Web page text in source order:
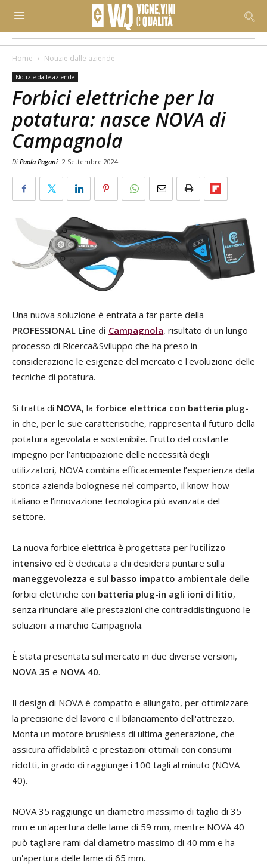
Home Notizie dalle aziende
Notizie dalle aziende
Forbici elettriche per la
potatura: nasce NOVA di
Campagnola
Di Paola Pagani 2 Settembre 2024
Una nuova soluzione è entrata a far parte della
PROFESSIONAL Line di Campagnola, risultato di un lungo
processo di Ricerca&Sviluppo che ha preso in
considerazione le esigenze del mercato e l'evoluzione delle
tecniche di potatura.
Si tratta di NOVA, la forbice elettrica con batteria plug-
in che, per le sue caratteristiche, rappresenta il futuro della
potatura agevolata e sostenibile. Frutto del costante
impegno per l’anticipazione delle necessità degli
utilizzatori, NOVA combina efficacemente l’esperienza della
storica azienda bolognese nel comparto, il know-how
italiano e l’innovazione tecnologica più avanzata del
settore.
La nuova forbice elettrica è progettata per l’utilizzo
intensivo ed è dedicata a chi desidera puntare sulla
maneggevolezza e sul basso impatto ambientale delle
forbici elettriche con batteria plug-in agli ioni di litio,
senza rinunciare alle prestazioni che contraddistinguono le
soluzioni a marchio Campagnola.
È stata presentata sul mercato in due diverse versioni,
NOVA 35 e NOVA 40.
Il design di NOVA è compatto e allungato, per ottimizzare
la precisione del lavoro e il bilanciamento dell'attrezzo.
Monta un motore brushless di ultima generazione, che
assicura affidabilità e prestazioni ottimali con consumi
ridotti, in grado di raggiunge i 100 tagli al minuto (NOVA
40).
NOVA 35 raggiunge un diametro massimo di taglio di 35
mm e un'apertura delle lame di 59 mm, mentre NOVA 40
può tagliare rami dal diametro massimo di 40 mm e ha
un'apertura delle lame di 65 mm.